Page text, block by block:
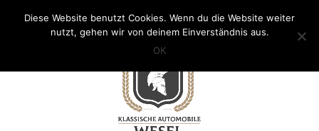
info@Klassische-Automobile-Wesel.de
THE COMMUTING PARADOX – WARUM
SICH PENDELN NICHT LOHNT
Diese Website benutzt Cookies. Wenn du die Website weiter
nutzt, gehen wir von deinem Einverständnis aus.
OK